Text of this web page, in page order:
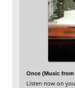
Once (Music
Listen now on